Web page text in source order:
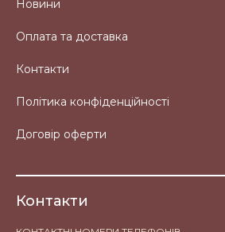
Новини
Оплата та доставка
Контакти
Політика конфіденційності
Договір оферти
Контакти